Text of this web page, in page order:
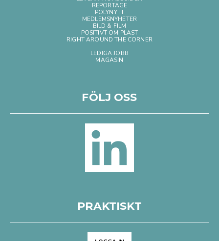
REPORTAGE
POLYNYTT
MEDLEMSNYHETER
BILD & FILM
POSITIVT OM PLAST
RIGHT AROUND THE CORNER
LEDIGA JOBB
MAGASIN
FÖLJ OSS
PRAKTISKT